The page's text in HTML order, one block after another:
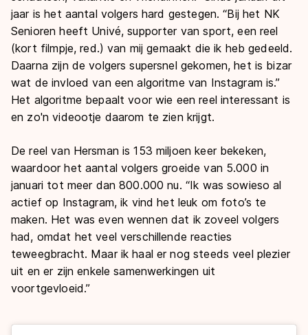
jaar is het aantal volgers hard gestegen. “Bij het NK
Senioren heeft Univé, supporter van sport, een reel
(kort filmpje, red.) van mij gemaakt die ik heb gedeeld.
Daarna zijn de volgers supersnel gekomen, het is bizar
wat de invloed van een algoritme van Instagram is.”
Het algoritme bepaalt voor wie een reel interessant is
en zo'n videootje daarom te zien krijgt.
De reel van Hersman is 153 miljoen keer bekeken,
waardoor het aantal volgers groeide van 5.000 in
januari tot meer dan 800.000 nu. “Ik was sowieso al
actief op Instagram, ik vind het leuk om foto’s te
maken. Het was even wennen dat ik zoveel volgers
had, omdat het veel verschillende reacties
teweegbracht. Maar ik haal er nog steeds veel plezier
uit en er zijn enkele samenwerkingen uit
voortgevloeid.”